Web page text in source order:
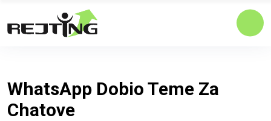
WhatsApp Dobio Teme Za
Chatove